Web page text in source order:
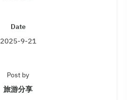
Date
2025-9-21
Post by
旅游分享